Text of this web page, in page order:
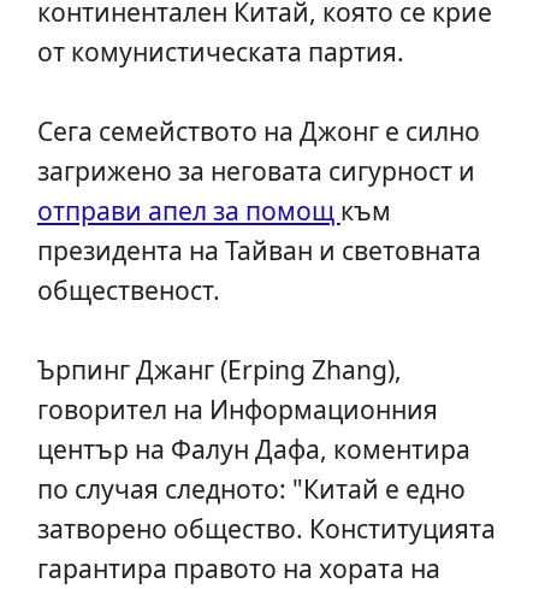
континентален Китай, която се крие
от комунистическата партия.
Сега семейството на Джонг е силно
загрижено за неговата сигурност и
отправи апел за помощ към
президента на Тайван и световната
общественост.
Ърпинг Джанг (Erping Zhang),
говорител на Информационния
център на Фалун Дафа, коментира
по случая следното: "Китай е едно
затворено общество. Конституцията
гарантира правото на хората на